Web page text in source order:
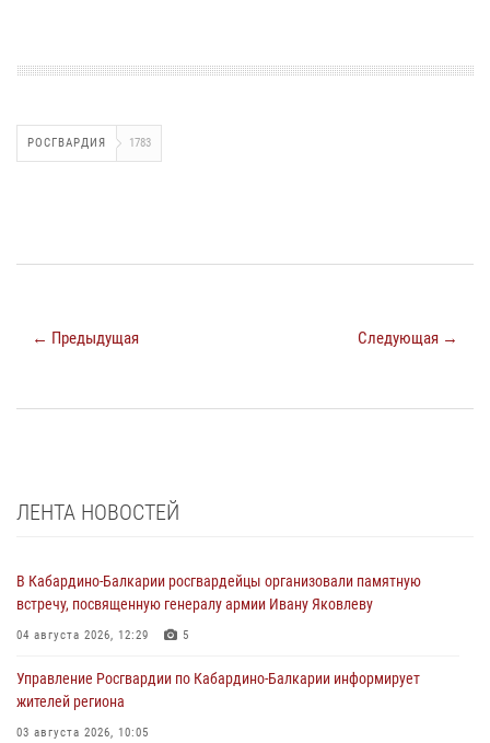
РОСГВАРДИЯ 1783
← Предыдущая Следующая →
ЛЕНТА НОВОСТЕЙ
В Кабардино-Балкарии росгвардейцы организовали памятную
встречу, посвященную генералу армии Ивану Яковлеву
04 августа 2026, 12:29 5
Управление Росгвардии по Кабардино-Балкарии информирует
жителей региона
03 августа 2026, 10:05